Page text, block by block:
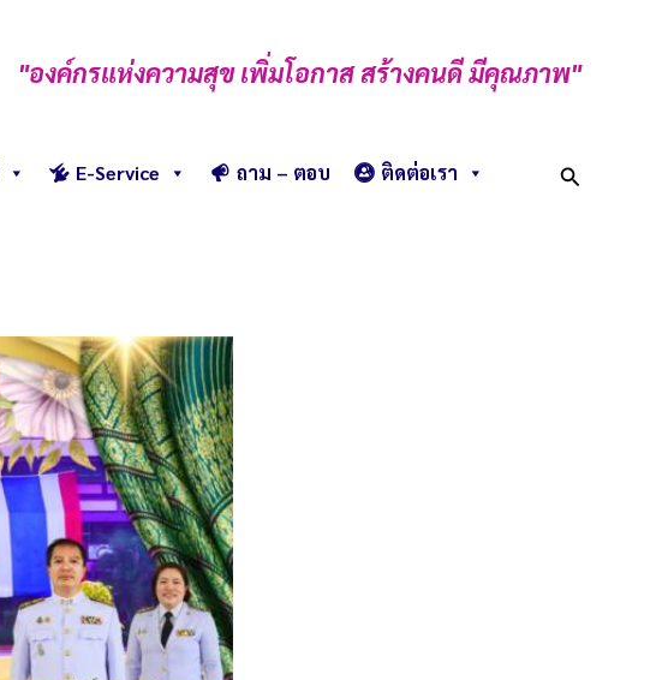
"องค์กรแห่งความสุข เพิ่มโอกาส สร้างคนดี มีคุณภาพ"
E-Service ถาม – ตอบ ติดต่อเรา Search